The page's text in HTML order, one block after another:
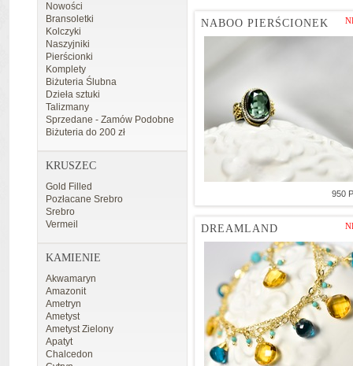
Nowości
Bransoletki
Kolczyki
Naszyjniki
Pierścionki
Komplety
Biżuteria Ślubna
Dzieła sztuki
Talizmany
Sprzedane - Zamów Podobne
Biżuteria do 200 zł
KRUSZEC
Gold Filled
Pozłacane Srebro
Srebro
Vermeil
KAMIENIE
Akwamaryn
Amazonit
Ametryn
Ametyst
Ametyst Zielony
Apatyt
Chalcedon
NABOO PIERŚCIONEK
950
DREAMLAND